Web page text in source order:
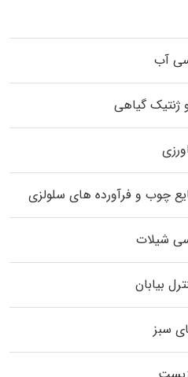
آب
ژنتیک گیاهی
چوب و فرآورده‌ های سلولزی
شیلات
بیابان
سبز